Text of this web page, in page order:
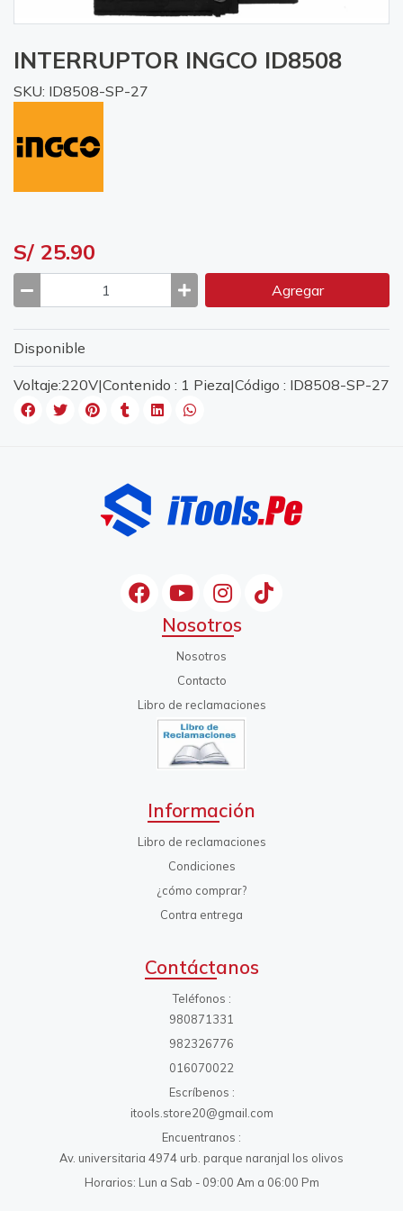
INTERRUPTOR INGCO ID8508
SKU: ID8508-SP-27
S/ 25.90
Agregar
Disponible
Voltaje:220V|Contenido : 1 Pieza|Código : ID8508-SP-27
Nosotros
Nosotros
Contacto
Libro de reclamaciones
Información
Libro de reclamaciones
Condiciones
¿cómo comprar?
Contra entrega
Contáctanos
Teléfonos
980871331
982326776
016070022
Escríbenos
itools.store20@gmail.com
Encuentranos
Av. universitaria 4974 urb. parque naranjal los olivos
Horarios: Lun a Sab - 09:00 Am a 06:00 Pm